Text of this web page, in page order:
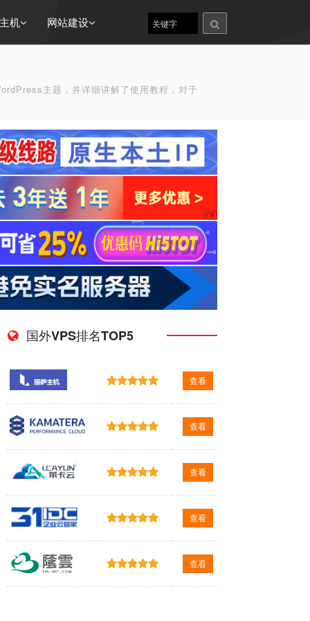
机 网站建设
主题，并详细讲解了使用教程，对于
国外VPS排名TOP5
查看
查看
查看
查看
查看